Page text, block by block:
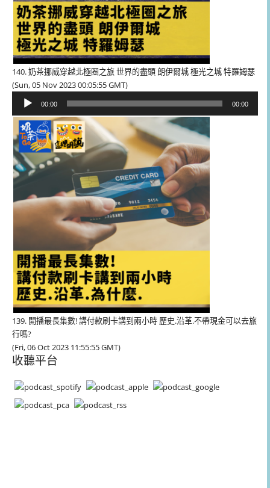
140. 奶茶挪威穿越北極圈之旅 世界的盡頭 朗伊爾城 極光之城 特羅姆瑟
(Sun, 05 Nov 2023 00:05:55 GMT)
播
放
器
00:00 00:00
139. 開播最長集數! 講付款刷卡講到兩小時 歷史.沿革.不帶現金可以去旅
行嗎?
(Fri, 06 Oct 2023 11:55:55 GMT)
收聽平台